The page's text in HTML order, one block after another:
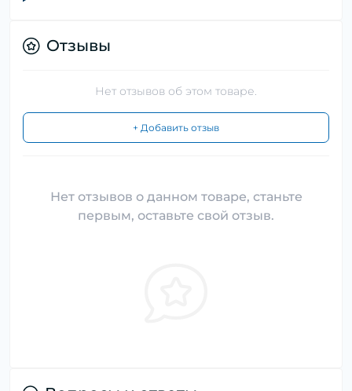
Отзывы
Нет отзывов об этом товаре.
+ Добавить отзыв
Нет отзывов о данном товаре, станьте
первым, оставьте свой отзыв.